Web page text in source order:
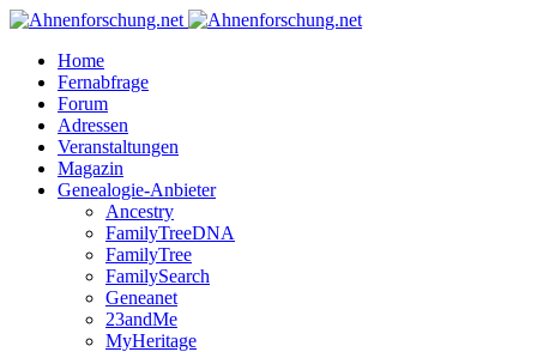
Home
Fernabfrage
Forum
Adressen
Veranstaltungen
Magazin
Genealogie-Anbieter
Ancestry
FamilyTreeDNA
FamilyTree
FamilySearch
Geneanet
23andMe
MyHeritage